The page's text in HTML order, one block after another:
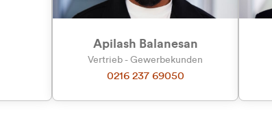
Apilash Balanesan
Vertrieb - Gewerbekunden
0216 237 69050